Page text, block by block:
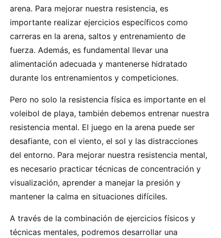
arena. Para mejorar nuestra resistencia, es
importante realizar ejercicios específicos como
carreras en la arena, saltos y entrenamiento de
fuerza. Además, es fundamental llevar una
alimentación adecuada y mantenerse hidratado
durante los entrenamientos y competiciones.
Pero no solo la resistencia física es importante en el
voleibol de playa, también debemos entrenar nuestra
resistencia mental. El juego en la arena puede ser
desafiante, con el viento, el sol y las distracciones
del entorno. Para mejorar nuestra resistencia mental,
es necesario practicar técnicas de concentración y
visualización, aprender a manejar la presión y
mantener la calma en situaciones difíciles.
A través de la combinación de ejercicios físicos y
técnicas mentales, podremos desarrollar una